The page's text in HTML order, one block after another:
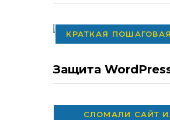
КРАТКАЯ
Защита
СЛОМАЛИ САЙТ